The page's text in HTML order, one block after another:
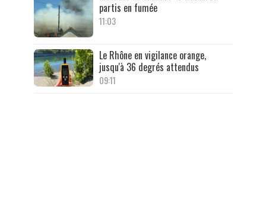
partis en fumée
11:03
Le Rhône en vigilance orange,
jusqu'à 36 degrés attendus
09:11